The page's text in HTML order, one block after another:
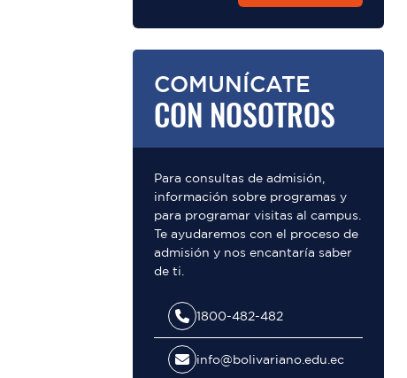
COMUNÍCATE
CON NOSOTROS
Para consultas de admisión,
información sobre programas y
para programar visitas al campus.
Te ayudaremos con el proceso de
admisión y nos encantaría saber
de ti.
1800-482-482
info@bolivariano.edu.ec